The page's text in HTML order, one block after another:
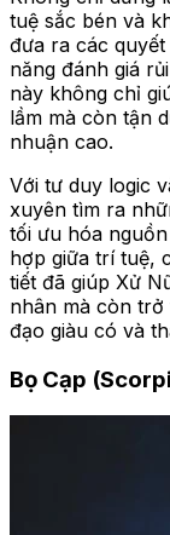
tuệ sắc bén và
đưa ra các
năng đánh giá
này không chỉ
lầm mà còn tận
nhuận cao.
Với tư duy logic
xuyên tìm ra
tối ưu hóa
hợp giữa trí tuệ,
tiết đã giúp Xử
nhân mà còn
đạo giàu có và
Bọ Cạp